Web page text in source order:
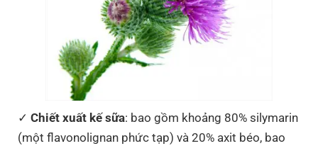
Chiết xuất kế sữa: bao gồm khoảng 80% silymarin
(một flavonolignan phức tạp) và 20% axit béo, bao